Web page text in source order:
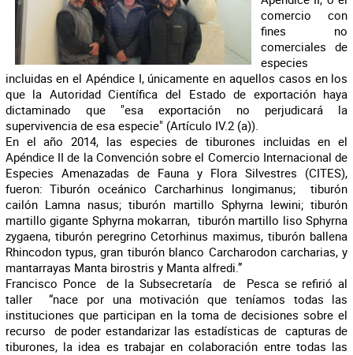
comercio con
fines no
comerciales de
especies
incluidas en el Apéndice I, únicamente en aquellos casos en los
que la Autoridad Científica del Estado de exportación haya
dictaminado que "esa exportación no perjudicará la
supervivencia de esa especie" (Artículo IV.2 (a)).
En el año 2014, las especies de tiburones incluidas en el
Apéndice II de la Convención sobre el Comercio Internacional de
Especies Amenazadas de Fauna y Flora Silvestres (CITES),
fueron: Tiburón oceánico Carcharhinus longimanus; tiburón
cailón Lamna nasus; tiburón martillo Sphyrna lewini; tiburón
martillo gigante Sphyrna mokarran, tiburón martillo liso Sphyrna
zygaena, tiburón peregrino Cetorhinus maximus, tiburón ballena
Rhincodon typus, gran tiburón blanco Carcharodon carcharias, y
mantarrayas Manta birostris y Manta alfredi.”
Francisco Ponce de la Subsecretaría de Pesca se refirió al
taller “nace por una motivación que teníamos todas las
instituciones que participan en la toma de decisiones sobre el
recurso de poder estandarizar las estadísticas de capturas de
tiburones, la idea es trabajar en colaboración entre todas las